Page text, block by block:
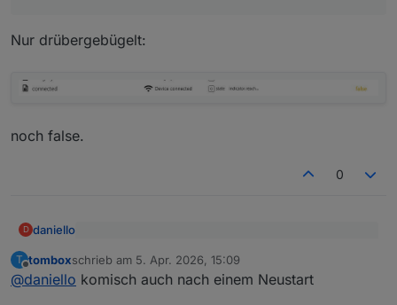
Nur drübergebügelt:
noch false.
0
D daniello
@danielloinstallier nochmal
Nur drübergebügelt:
T
Offline
tomboxschrieb am 5. Apr. 2026, 15:09
zuletzt editiert von
@daniello komisch auch nach einem Neustart